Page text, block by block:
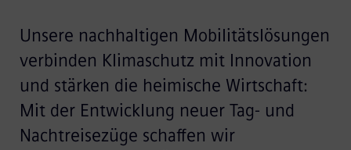
Unsere nachhaltigen Mobilitätslösungen
verbinden Klimaschutz mit Innovation
und stärken die heimische Wirtschaft:
Mit der Entwicklung neuer Tag- und
Nachtreisezüge schaffen wir